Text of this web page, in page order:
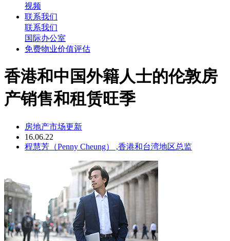
视频
联系我们
联系我们
国际办公室
免费物业价值评估
香港和中国外籍人士的伦敦房
产销售和租赁旺季
房地产市场更新
16.06.22
程慧芳（Penny Cheung） ,香港和台湾地区总监